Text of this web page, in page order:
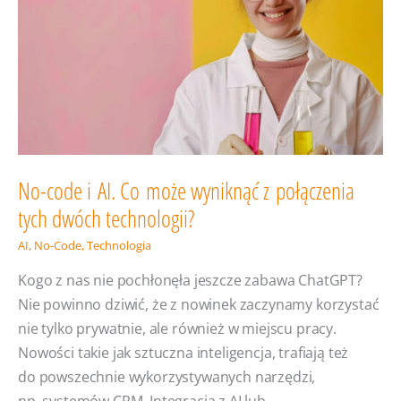
No-code i AI. Co może wyniknąć z połączenia
tych dwóch technologii?
AI, No-Code,Technologia
Kogo z nas nie pochłonęła jeszcze zabawa ChatGPT?
Nie powinno dziwić, że z nowinek zaczynamy korzystać
nie tylko prywatnie, ale również w miejscu pracy.
Nowości takie jak sztuczna inteligencja, trafiają też
do powszechnie wykorzystywanych narzędzi,